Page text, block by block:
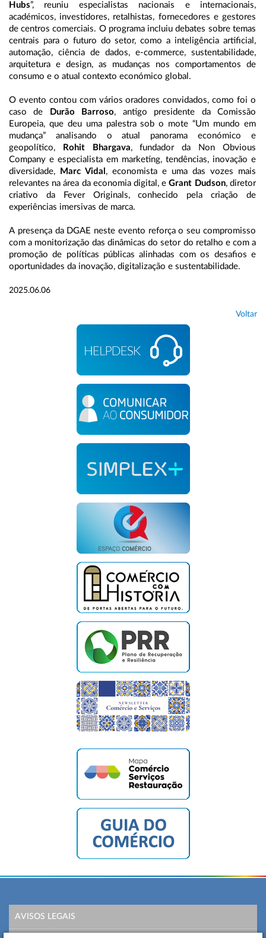
Hubs”, reuniu especialistas nacionais e internacionais,
académicos, investidores, retalhistas, fornecedores e gestores
de centros comerciais. O programa incluiu debates sobre temas
centrais para o futuro do setor, como a inteligência artificial,
automação, ciência de dados, e-commerce, sustentabilidade,
arquitetura e design, as mudanças nos comportamentos de
consumo e o atual contexto económico global.
O evento contou com vários oradores convidados, como foi o
caso de
Durão Barroso, antigo presidente da Comissão
Europeia, que deu uma palestra sob o mote “Um mundo em
mudança” analisando o atual panorama económico e
geopolítico,
Rohit Bhargava, fundador da Non Obvious
Company e especialista em marketing, tendências, inovação e
diversidade,
Marc Vidal , economista e uma das vozes mais
relevantes na área da economia digital, eGrant Dudson, diretor
criativo da Fever Originals, conhecido pela criação de
experiências imersivas de marca.
A presença da DGAE neste evento reforça o seu compromisso
com a monitorização das dinâmicas do setor do retalho e com a
promoção de políticas públicas alinhadas com os desafios e
oportunidades da inovação, digitalização e sustentabilidade.
2025.06.06
Voltar
AVISOS LEGAIS